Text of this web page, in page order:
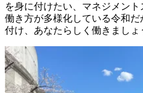
を身に付けたい、マネジメント
働き方が多様化している令和
付け、あなたらしく働きまし